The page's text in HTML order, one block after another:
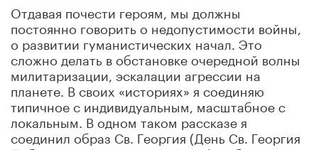
Отдавая почести героям, мы должны
постоянно говорить о недопустимости войны,
о развитии гуманистических начал. Это
сложно делать в обстановке очередной волны
милитаризации, эскалации агрессии на
планете. В своих «историях» я соединяю
типичное с индивидуальным, масштабное с
локальным. В одном таком рассказе я
соединил образ Св. Георгия (День Св. Георгия